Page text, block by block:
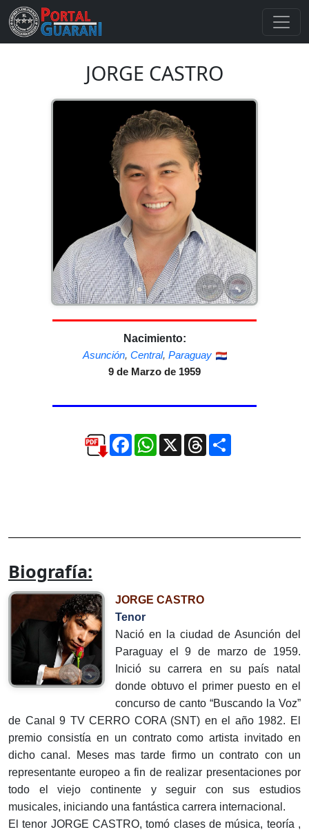
JORGE CASTRO
Nacimiento:
Asunción, Central, Paraguay
9 de Marzo de 1959
FacebookWhatsApp
X ThreadsCompartir
Biografía:
JORGE CASTRO
Tenor
Nació en la ciudad de Asunción del
Paraguay el 9 de marzo de 1959.
Inició su carrera en su país natal
donde obtuvo el primer puesto en el
concurso de canto “Buscando la Voz”
de Canal 9 TV CERRO CORA (SNT) en el año 1982. El
premio consistía en un contrato como artista invitado en
dicho canal. Meses mas tarde firmo un contrato con un
representante europeo a fin de realizar presentaciones por
todo el viejo continente y seguir con sus estudios
musicales, iniciando una fantástica carrera internacional.
El tenor JORGE CASTRO, tomó clases de música, teoría ,